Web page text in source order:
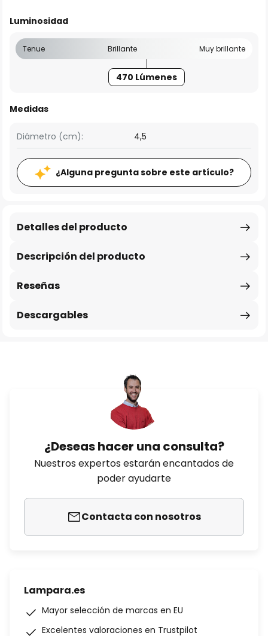
Luminosidad
Tenue Brillante Muy brillante
470 Lúmenes
Medidas
Diámetro (cm): 4,5
¿Alguna pregunta sobre este artículo?
Descripción del producto
Detalles del producto
Reseñas
Descargables
¿Deseas hacer una consulta?
Nuestros expertos estarán encantados de
poder ayudarte
Contacta con nosotros
Lampara.es
Mayor selección de marcas en EU
Excelentes valoraciones en Trustpilot